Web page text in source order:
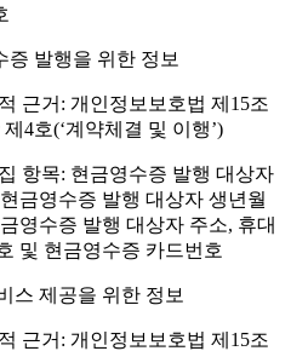
증 발행을 위한 정보
근거: 개인정보보호법 제15조
4호(‘계약체결 및 이행’)
항목: 현금영수증 발행 대상자
금영수증 발행 대상자 생년월
영수증 발행 대상자 주소, 휴대
및 현금영수증 카드번호
스 제공을 위한 정보
근거: 개인정보보호법 제15조